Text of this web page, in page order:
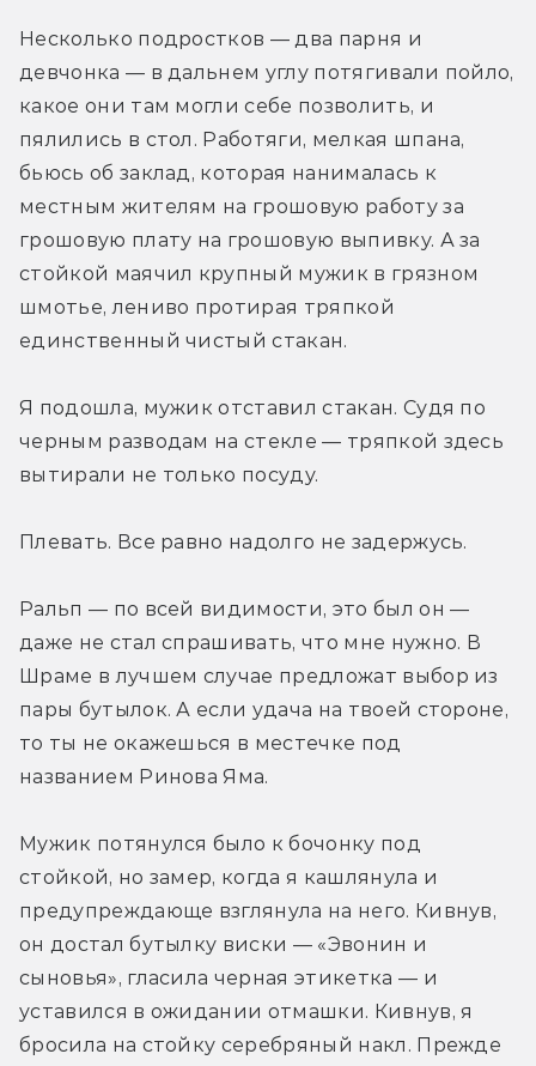
Несколько подростков — два парня и
девчонка — в дальнем углу потягивали пойло,
какое они там могли себе позволить, и
пялились в стол. Работяги, мелкая шпана,
бьюсь об заклад, которая нанималась к
местным жителям на грошовую работу за
грошовую плату на грошовую выпивку. А за
стойкой маячил крупный мужик в грязном
шмотье, лениво протирая тряпкой
единственный чистый стакан.
Я подошла, мужик отставил стакан. Судя по
черным разводам на стекле — тряпкой здесь
вытирали не только посуду.
Плевать. Все равно надолго не задержусь.
Ральп — по всей видимости, это был он —
даже не стал спрашивать, что мне нужно. В
Шраме в лучшем случае предложат выбор из
пары бутылок. А если удача на твоей стороне,
то ты не окажешься в местечке под
названием Ринова Яма.
Мужик потянулся было к бочонку под
стойкой, но замер, когда я кашлянула и
предупреждающе взглянула на него. Кивнув,
он достал бутылку виски — «Эвонин и
сыновья», гласила черная этикетка — и
уставился в ожидании отмашки. Кивнув, я
бросила на стойку серебряный накл. Прежде